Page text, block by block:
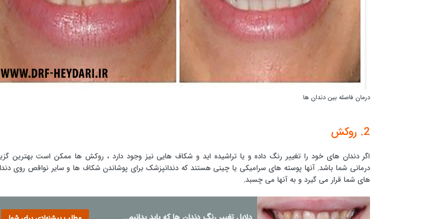
درمان فاصله بین دندان ها
2. روکش
اگر دندان های خود را تغییر رنگ داده و یا تراشیده اید و شکاف هایی نیز وجود دارد ، روکش ها ممکن است بهترین
درمانی شما باشد. آنها پوسته های سرامیکی یا چینی هستند که دندانپزشک برای پوشاندن شکاف ها و سایر نواقص روی
های شما قرار می گیرد و به آنها می چسبد.